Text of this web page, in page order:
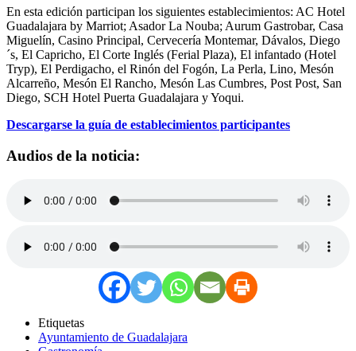
En esta edición participan los siguientes establecimientos: AC Hotel
Guadalajara by Marriot; Asador La Nouba; Aurum Gastrobar, Casa
Miguelín, Casino Principal, Cervecería Montemar, Dávalos, Diego
´s, El Capricho, El Corte Inglés (Ferial Plaza), El infantado (Hotel
Tryp), El Perdigacho, el Rinón del Fogón, La Perla, Lino, Mesón
Alcarreño, Mesón El Rancho, Mesón Las Cumbres, Post Post, San
Diego, SCH Hotel Puerta Guadalajara y Yoqui.
Descargarse la guía de establecimientos participantes
Audios de la noticia:
Etiquetas
Ayuntamiento de Guadalajara